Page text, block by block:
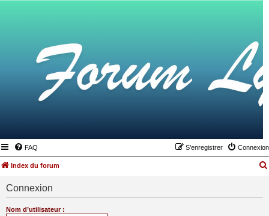
FAQ Connexion
S’enregistrer
Index du forum
Connexion
Nom d’utilisateur :